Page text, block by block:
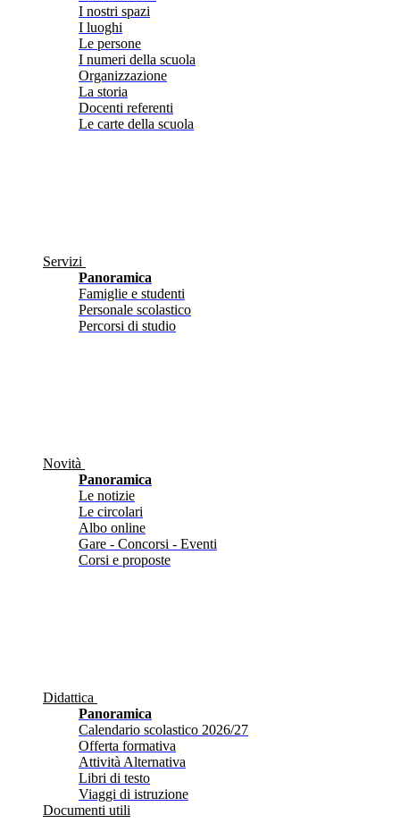
I nostri spazi
I luoghi
Le persone
I numeri della scuola
Organizzazione
La storia
Docenti referenti
Le carte della scuola
Servizi
Panoramica
Famiglie e studenti
Personale scolastico
Percorsi di studio
Novità
Panoramica
Le notizie
Le circolari
Albo online
Gare - Concorsi - Eventi
Corsi e proposte
Didattica
Panoramica
Calendario scolastico 2026/27
Offerta formativa
Attività Alternativa
Libri di testo
Viaggi di istruzione
Documenti utili